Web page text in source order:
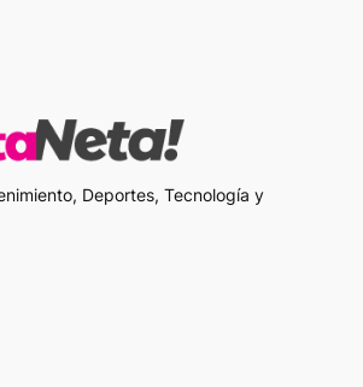
Deportes, Tecnología y